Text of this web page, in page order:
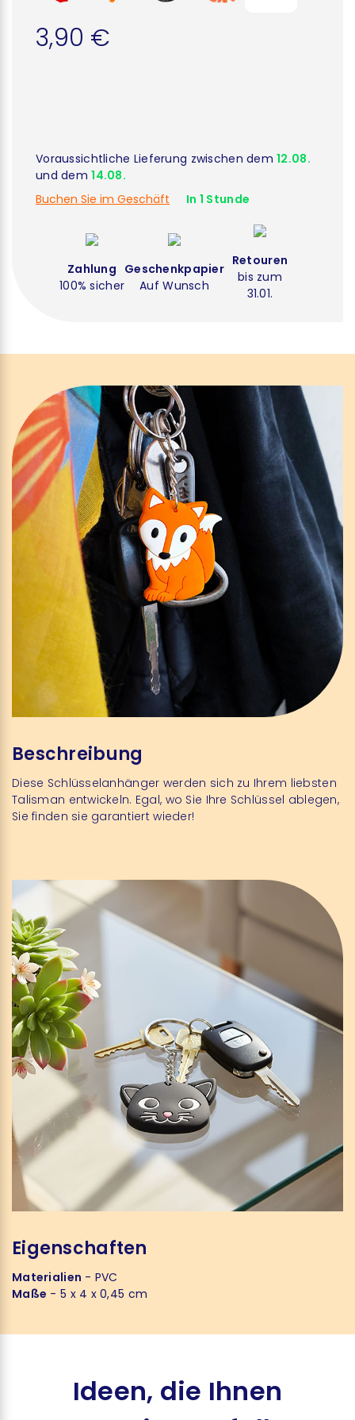
3,90 €
Voraussichtliche Lieferung zwischen dem12.08.
und dem14.08.
Buchen Sie im Geschäft
In 1 Stunde
Zahlung
100% sicher
Geschenkpapier
Auf Wunsch
Retouren
bis zum
31.01.
Beschreibung
Diese Schlüsselanhänger werden sich zu Ihrem liebsten
Talisman entwickeln. Egal, wo Sie Ihre Schlüssel ablegen,
Sie finden sie garantiert wieder!
Eigenschaften
Materialien - PVC
Maße - 5 x 4 x 0,45 cm
Ideen, die Ihnen